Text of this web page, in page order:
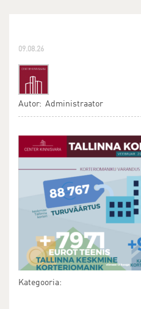
09.08.26
Autor: Administraator
Kategooria: